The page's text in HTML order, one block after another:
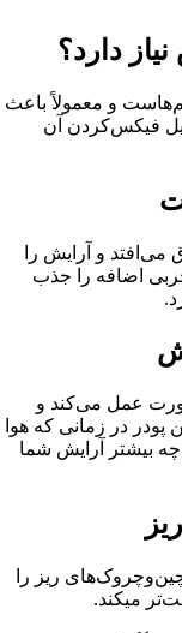
دارد؟
و معمولاً باعث
فیکس‌کردن آن
و آرایش را
اضافه را جذب
عمل می‌کند و
در زمانی که هوا
بیشتر آرایش شما
ریز را
میکند.